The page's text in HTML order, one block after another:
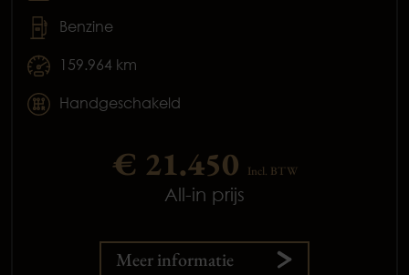
Benzine
159.964 km
Handgeschakeld
€ 21.450 Incl. BTW
All-in prijs
Meer informatie